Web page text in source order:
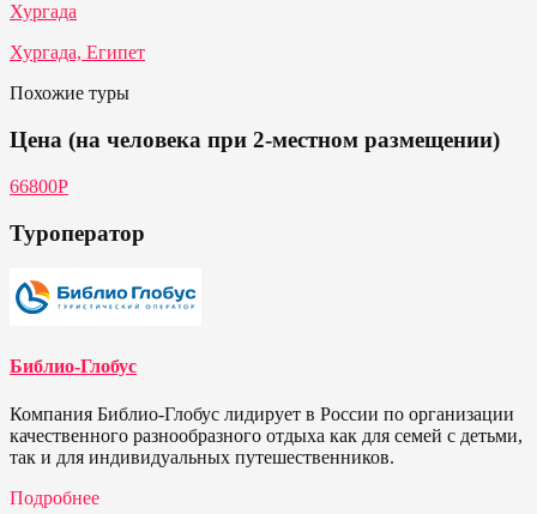
Хургада
Хургада, Египет
Похожие туры
Цена (на человека при 2-местном размещении)
66800Р
Туроператор
Библио-Глобус
Компания Библио-Глобус лидирует в России по организации
качественного разнообразного отдыха как для семей с детьми,
так и для индивидуальных путешественников.
Подробнее